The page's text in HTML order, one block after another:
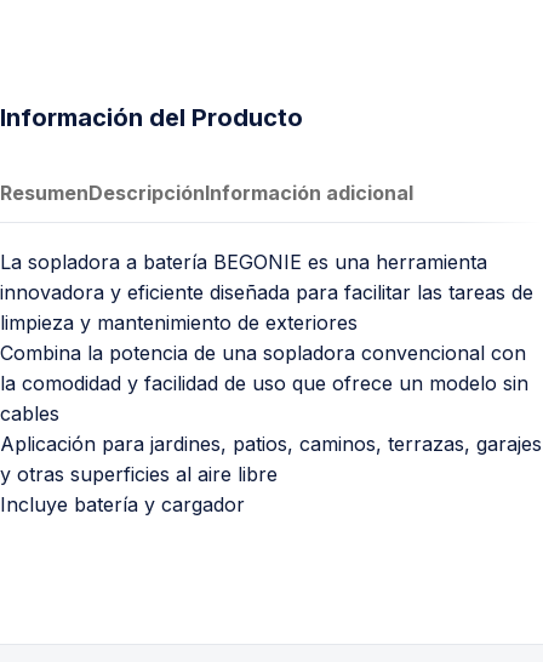
Información del Producto
ResumenDescripciónInformación adicional
La sopladora a batería BEGONIE es una herramienta
innovadora y eficiente diseñada para facilitar las tareas de
limpieza y mantenimiento de exteriores
Combina la potencia de una sopladora convencional con
la comodidad y facilidad de uso que ofrece un modelo sin
cables
Aplicación para jardines, patios, caminos, terrazas, garajes
y otras superficies al aire libre
Incluye batería y cargador